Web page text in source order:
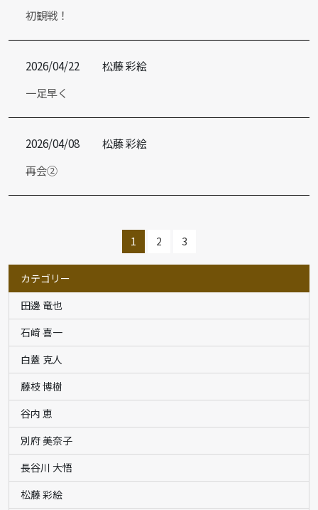
初観戦！
2026/04/22
松藤 彩絵
一足早く
2026/04/08
松藤 彩絵
再会②
1 2 3
カテゴリー
田邊 竜也
石﨑 喜一
白蓋 克人
藤枝 博樹
谷内 恵
別府 美奈子
長谷川 大悟
松藤 彩絵